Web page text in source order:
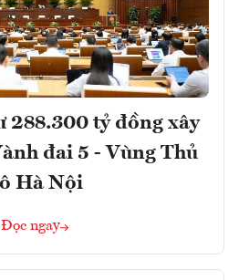
288.300 tỷ đồng xây
đai 5 - Vùng Thủ
Hà Nội
Đọc ngay